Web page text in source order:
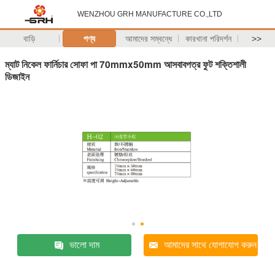
WENZHOU GRH MANUFACTURE CO.,LTD
বাড়ি পণ্য আমাদের সম্বন্ধে কারখানা পরিদর্শন >>
ম্যাট নিকেল ফার্নিচার সোফা পা 70mmx50mm আসবাবপত্র ফুট শক্তিশালী
ডিজাইন
ভালো দাম আমাদের সাথে যোগাযোগ করুন